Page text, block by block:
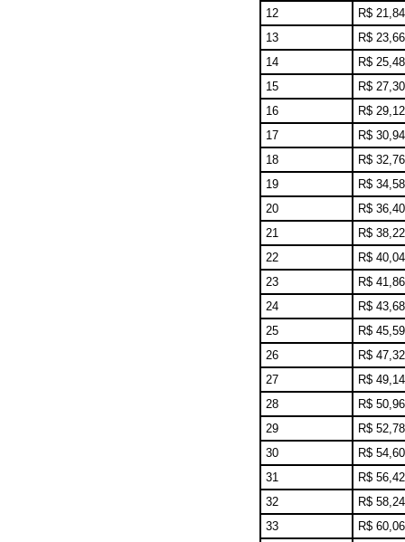
12
R$ 21,84
13
R$ 23,66
14
R$ 25,48
15
R$ 27,30
16
R$ 29,12
17
R$ 30,94
18
R$ 32,76
19
R$ 34,58
20
R$ 36,40
21
R$ 38,22
22
R$ 40,04
23
R$ 41,86
24
R$ 43,68
25
R$ 45,59
26
R$ 47,32
27
R$ 49,14
28
R$ 50,96
29
R$ 52,78
30
R$ 54,60
31
R$ 56,42
32
R$ 58,24
33
R$ 60,06